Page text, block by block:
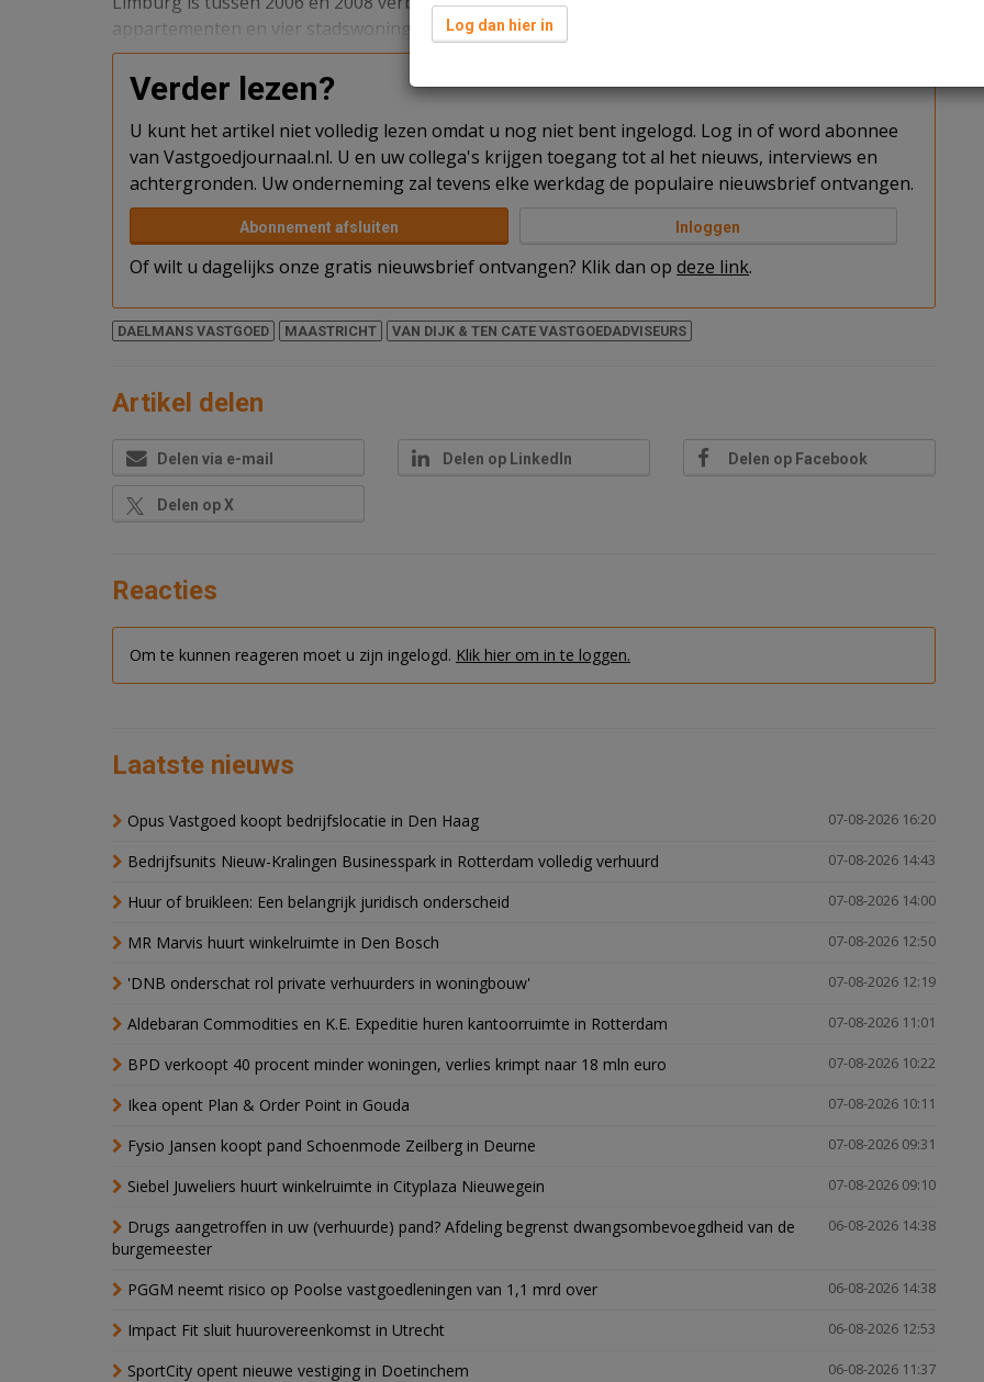
appartementen en vier stadswoningen.
Verder lezen?
U kunt het artikel niet volledig lezen omdat u nog niet bent ingelogd. Log in of word abonnee
van Vastgoedjournaal.nl. U en uw collega's krijgen toegang tot al het nieuws, interviews en
achtergronden. Uw onderneming zal tevens elke werkdag de populaire nieuwsbrief ontvangen.
Abonnement afsluiten Inloggen
Of wilt u dagelijks onze gratis nieuwsbrief ontvangen? Klik dan op deze link.
DAELMANS VASTGOED MAASTRICHT VAN DIJK & TEN CATE VASTGOEDADVISEURS
Artikel delen
Delen via e-mail Delen op LinkedIn Delen op Facebook
Delen op X
Reacties
Om te kunnen reageren moet u zijn ingelogd. Klik hier om in te loggen.
Laatste nieuws
07-08-2026 16:20
Opus Vastgoed koopt bedrijfslocatie in Den Haag
07-08-2026 14:43
Bedrijfsunits Nieuw-Kralingen Businesspark in Rotterdam volledig verhuurd
07-08-2026 14:00
Huur of bruikleen: Een belangrijk juridisch onderscheid
07-08-2026 12:50
MR Marvis huurt winkelruimte in Den Bosch
07-08-2026 12:19
'DNB onderschat rol private verhuurders in woningbouw'
07-08-2026 11:01
Aldebaran Commodities en K.E. Expeditie huren kantoorruimte in Rotterdam
07-08-2026 10:22
BPD verkoopt 40 procent minder woningen, verlies krimpt naar 18 mln euro
07-08-2026 10:11
Ikea opent Plan & Order Point in Gouda
07-08-2026 09:31
Fysio Jansen koopt pand Schoenmode Zeilberg in Deurne
07-08-2026 09:10
Siebel Juweliers huurt winkelruimte in Cityplaza Nieuwegein
06-08-2026 14:38
Drugs aangetroffen in uw (verhuurde) pand? Afdeling begrenst dwangsombevoegdheid van de
burgemeester
06-08-2026 14:38
PGGM neemt risico op Poolse vastgoedleningen van 1,1 mrd over
06-08-2026 12:53
Impact Fit sluit huurovereenkomst in Utrecht
06-08-2026 11:37
SportCity opent nieuwe vestiging in Doetinchem
Log dan hier in